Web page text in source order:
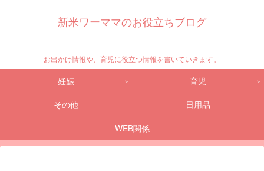
新米ワーママのお役立ちブログ
お出かけ情報や、育児に役立つ情報を書いていきます。
妊娠
育児
その他
日用品
WEB関係